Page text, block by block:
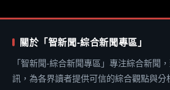
關於「智新聞-綜合新聞專區」
「智新聞-綜合新聞專區」專注綜合新聞
訊，為各界讀者提供可信的綜合觀點與分